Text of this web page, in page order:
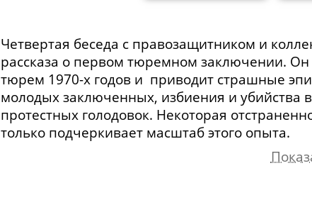
Четвертая беседа с правозащитником и
рассказа о первом тюремном заключении.
тюрем 1970-х годов и приводит страшные
молодых заключенных, избиения и убийства
протестных голодовок. Некоторая
только подчеркивает масштаб этого опыта.